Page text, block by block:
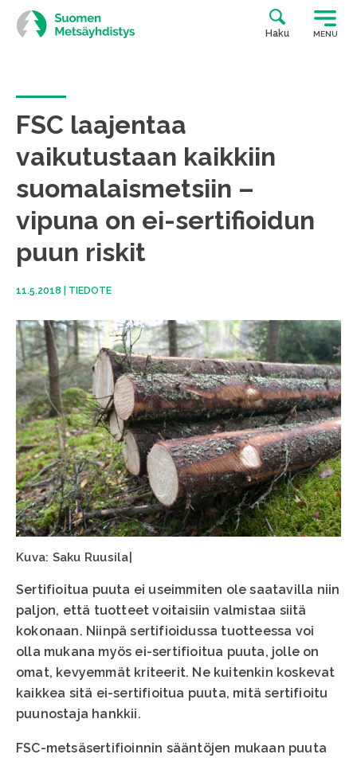
Siirry
suoraan
sisältöön
Haku MENU
FSC laajentaa
vaikutustaan kaikkiin
suomalaismetsiin –
vipuna on ei-sertifioidun
puun riskit
11.5.2018 TIEDOTE
Kuva: Saku Ruusila|
Sertifioitua puuta ei useimmiten ole saatavilla niin
paljon, että tuotteet voitaisiin valmistaa siitä
kokonaan. Niinpä sertifioidussa tuotteessa voi
olla mukana myös ei-sertifioitua puuta, jolle on
omat, kevyemmät kriteerit. Ne kuitenkin koskevat
kaikkea sitä ei-sertifioitua puuta, mitä sertifioitu
puunostaja hankkii.
FSC-metsäsertifioinnin sääntöjen mukaan puuta